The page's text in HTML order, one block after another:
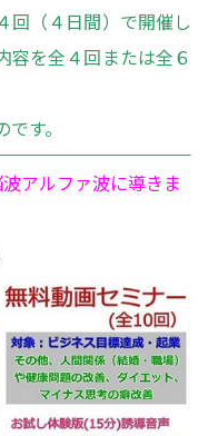
（４日間）で開催し
容を全４回または全６
す。
アルファ波に導きま